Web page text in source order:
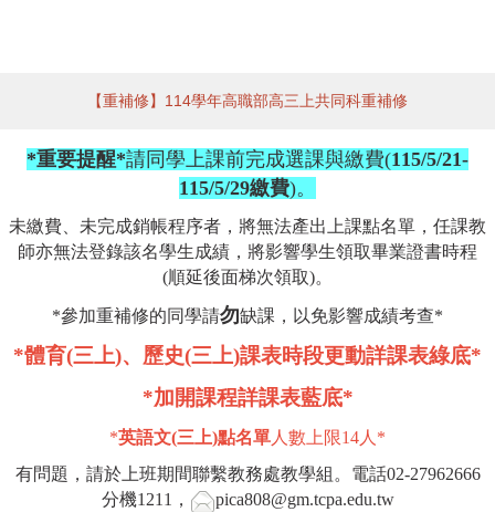
【重補修】114學年高職部高三上共同科重補修
*重要提醒*請同學上課前完成選課與繳費(115/5/21-
115/5/29繳費)。
未繳費、未完成銷帳程序者，將無法產出上課點名單，任課教
師亦無法登錄該名學生成績，將影響學生領取畢業證書時程
(順延後面梯次領取)。
*參加重補修的同學請勿缺課，以免影響成績考查*
*體育(三上)、歷史(三上)課表時段更動詳課表綠底*
*加開課程詳課表藍底*
*英語文(三上)點名單 人數上限14人*
有問題，請於上班期間聯繫教務處教學組。電話02-27962666
分機1211，
pica808@gm.tcpa.edu.tw